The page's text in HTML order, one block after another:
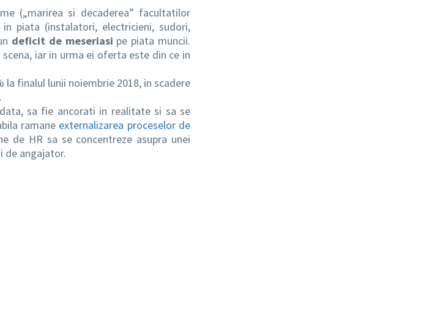
(„marirea si decaderea” facultatilor
piata (instalatori, electricieni, sudori,
deficit de meseriasi pe piata muncii.
iar in urma ei oferta este din ce in
finalul lunii noiembrie 2018, in scadere
sa fie ancorati in realitate si sa se
ramane externalizarea proceselor de
de HR sa se concentreze asupra unei
de angajator.